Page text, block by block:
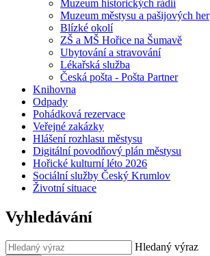
Muzeum historických rádií
Muzeum městysu a pašijových her
Blízké okolí
ZŠ a MŠ Hořice na Šumavě
Ubytování a stravování
Lékařská služba
Česká pošta - Pošta Partner
Knihovna
Odpady
Pohádková rezervace
Veřejné zakázky
Hlášení rozhlasu městysu
Digitální povodňový plán městysu
Hořické kulturní léto 2026
Sociální služby Český Krumlov
Životní situace
Vyhledávání
Hledaný výraz